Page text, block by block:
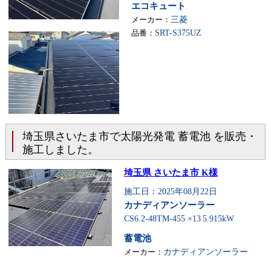
エコキュート
メーカー： 三菱
品番： SRT-S375UZ
埼玉県さいたま市で太陽光発電 蓄電池 を販売・
施工しました。
埼玉県 さいたま市 K様
施工日：2025年08月22日
カナディアンソーラー
CS6.2-48TM-455 ×13 5.915kW
蓄電池
メーカー： カナディアンソーラー